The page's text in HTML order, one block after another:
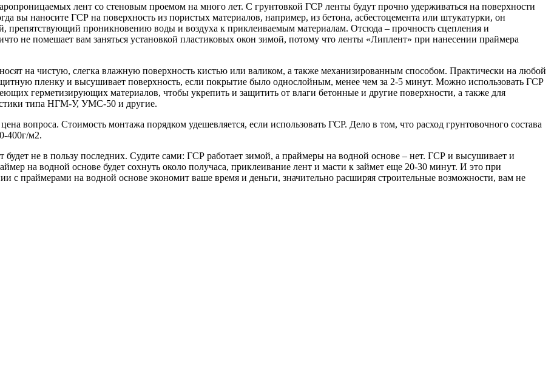
лент со стеновым проемом на много лет. С грунтовкой ГСР ленты будут прочно удерживаться на поверхности
вы наносите ГСР на поверхность из пористых материалов, например, из бетона, асбестоцемента или штукатурки, он
препятствующий проникновению воды и воздуха к приклеиваемым материалам. Отсюда – прочность сцепления и
не помешает вам заняться установкой пластиковых окон зимой, потому что ленты «Липлент» при нанесении праймера
на чистую, слегка влажную поверхность кистью или валиком, а также механизированным способом. Практически на любой
пленку и высушивает поверхность, если покрытие было однослойным, менее чем за 2-5 минут. Можно использовать ГСР
герметизирующих материалов, чтобы укрепить и защитить от влаги бетонные и другие поверхности, а также для
типа НГМ-У, УМС-50 и другие.
вопроса. Стоимость монтажа порядком удешевляется, если использовать ГСР. Дело в том, что расход грунтовочного состава
400г/м2.
будет не в пользу последних. Судите сами: ГСР работает зимой, а праймеры на водной основе – нет. ГСР и высушивает и
на водной основе будет сохнуть около получаса, приклеивание лент и масти к займет еще 20-30 минут. И это при
праймерами на водной основе экономит ваше время и деньги, значительно расширяя строительные возможности, вам не